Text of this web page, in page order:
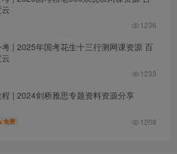
1236
| 2025年国考花生十三行测网课资源 百
1233
| 2024剑桥雅思专题资料资源分享
免费 1208